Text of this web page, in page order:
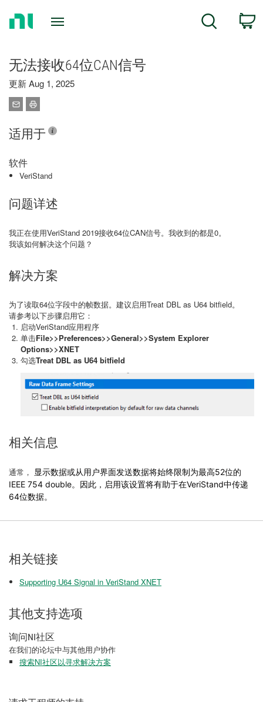
Search
无法接收64位CAN信号
更新 Aug 1, 2025
适用于
软件
VeriStand
问题详述
我正在使用VeriStand 2019接收64位CAN信号。我收到的都是0。
我该如何解决这个问题？
解决方案
为了读取64位字段中的帧数据。建议启用Treat DBL as U64 bitfield。
请参考以下步骤启用它：
启动VeriStand应用程序
单击File>>Preferences>>General>>System Explorer
Options>>XNET
勾选Treat DBL as U64 bitfield
相关信息
通常， 显示数据或从用户界面发送数据将始终限制为最高52位的
IEEE 754 double。因此，启用该设置将有助于在VeriStand中传递
64位数据。
相关链接
Supporting U64 Signal in VeriStand XNET
其他支持选项
询问NI社区
在我们的论坛中与其他用户协作
搜索NI社区以寻求解决方案